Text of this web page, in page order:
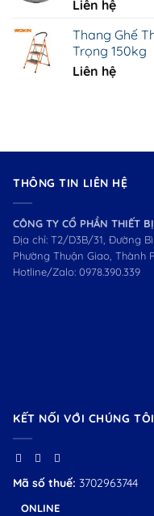
Liên hệ
Thang Ghế
Trọng 150kg
Liên hệ
THÔNG TIN LIÊN HỆ
CÔNG TY CỔ PHẦN THIẾT
Địa chỉ: T2/D3B/31, Đường
Phường Thuận Giao, Thành
Hotline/Zalo: 0978.390.339
KẾT NỐI VỚI CHÚNG TÔI
Mã số thuế: 3702963744
ONLINE